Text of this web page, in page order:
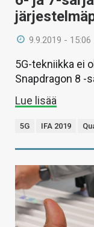
9.9.2019 - 15:06
5G-tekniikka ei
Snapdragon 8 -
Lue lisää
5G IFA 2019